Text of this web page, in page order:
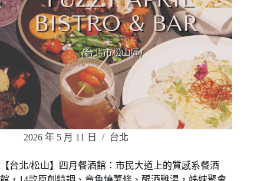
2026 年 5 月 11 日 台北
【台北/松山】四月餐酒館：市民大道上的質感系餐酒